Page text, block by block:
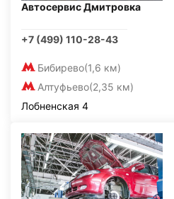
Автосервис Дмитровка
+7 (499) 110-28-43
Бибирево(1,6 км)
Алтуфьево(2,35 км)
Лобненская 4